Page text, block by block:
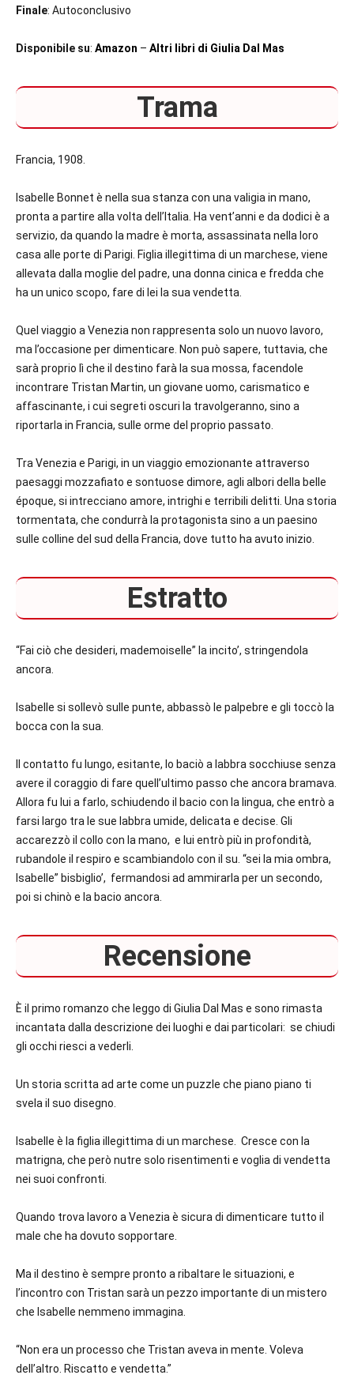
Finale: Autoconclusivo
Disponibile su: Amazon – Altri libri di Giulia Dal Mas
Trama
Francia, 1908.
Isabelle Bonnet è nella sua stanza con una valigia in mano,
pronta a partire alla volta dell’Italia. Ha vent’anni e da dodici è a
servizio, da quando la madre è morta, assassinata nella loro
casa alle porte di Parigi. Figlia illegittima di un marchese, viene
allevata dalla moglie del padre, una donna cinica e fredda che
ha un unico scopo, fare di lei la sua vendetta.
Quel viaggio a Venezia non rappresenta solo un nuovo lavoro,
ma l’occasione per dimenticare. Non può sapere, tuttavia, che
sarà proprio lì che il destino farà la sua mossa, facendole
incontrare Tristan Martin, un giovane uomo, carismatico e
affascinante, i cui segreti oscuri la travolgeranno, sino a
riportarla in Francia, sulle orme del proprio passato.
Tra Venezia e Parigi, in un viaggio emozionante attraverso
paesaggi mozzafiato e sontuose dimore, agli albori della belle
époque, si intrecciano amore, intrighi e terribili delitti. Una storia
tormentata, che condurrà la protagonista sino a un paesino
sulle colline del sud della Francia, dove tutto ha avuto inizio.
Estratto
“Fai ciò che desideri, mademoiselle” la incito’, stringendola
ancora.
Isabelle si sollevò sulle punte, abbassò le palpebre e gli toccò la
bocca con la sua.
Il contatto fu lungo, esitante, lo baciò a labbra socchiuse senza
avere il coraggio di fare quell’ultimo passo che ancora bramava.
Allora fu lui a farlo, schiudendo il bacio con la lingua, che entrò a
farsi largo tra le sue labbra umide, delicata e decise. Gli
accarezzò il collo con la mano, e lui entrò più in profondità,
rubandole il respiro e scambiandolo con il su. “sei la mia ombra,
Isabelle” bisbiglio’, fermandosi ad ammirarla per un secondo,
poi si chinò e la bacio ancora.
Recensione
È il primo romanzo che leggo di Giulia Dal Mas e sono rimasta
incantata dalla descrizione dei luoghi e dai particolari: se chiudi
gli occhi riesci a vederli.
Un storia scritta ad arte come un puzzle che piano piano ti
svela il suo disegno.
Isabelle è la figlia illegittima di un marchese. Cresce con la
matrigna, che però nutre solo risentimenti e voglia di vendetta
nei suoi confronti.
Quando trova lavoro a Venezia è sicura di dimenticare tutto il
male che ha dovuto sopportare.
Ma il destino è sempre pronto a ribaltare le situazioni, e
l’incontro con Tristan sarà un pezzo importante di un mistero
che Isabelle nemmeno immagina.
“Non era un processo che Tristan aveva in mente. Voleva
dell’altro. Riscatto e vendetta.”